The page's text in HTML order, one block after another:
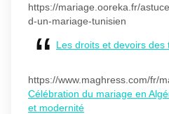
https://mariage.ooreka.fr/
d-un-mariage-tunisien
Les droits et devoirs des
https://www.maghress.com/fr/
Célébration du mariage en
et modernité